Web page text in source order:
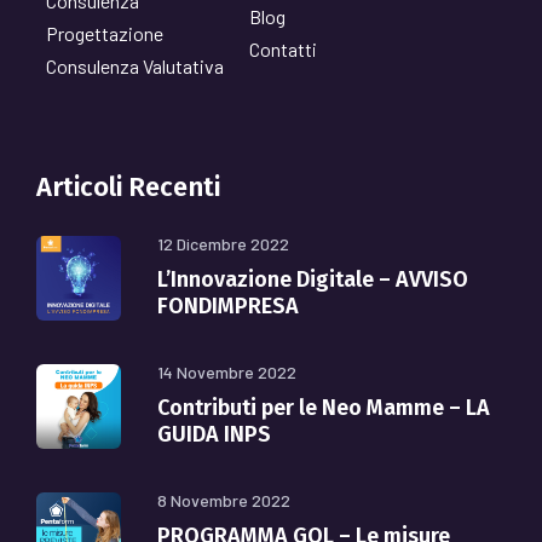
Progettazione
Consulenza Valutativa
Blog
Contatti
Articoli Recenti
12 Dicembre 2022
L’Innovazione Digitale – AVVISO
FONDIMPRESA
14 Novembre 2022
Contributi per le Neo Mamme – LA
GUIDA INPS
8 Novembre 2022
PROGRAMMA GOL – Le misure